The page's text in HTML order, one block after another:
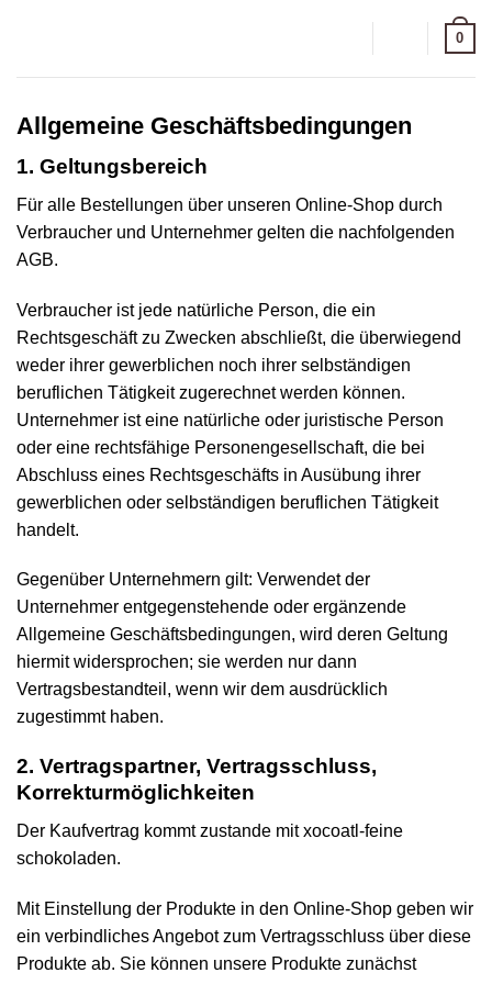
0
Allgemeine Geschäftsbedingungen
1. Geltungsbereich
Für alle Bestellungen über unseren Online-Shop durch
Verbraucher und Unternehmer gelten die nachfolgenden
AGB.
Verbraucher ist jede natürliche Person, die ein
Rechtsgeschäft zu Zwecken abschließt, die überwiegend
weder ihrer gewerblichen noch ihrer selbständigen
beruflichen Tätigkeit zugerechnet werden können.
Unternehmer ist eine natürliche oder juristische Person
oder eine rechtsfähige Personengesellschaft, die bei
Abschluss eines Rechtsgeschäfts in Ausübung ihrer
gewerblichen oder selbständigen beruflichen Tätigkeit
handelt.
Gegenüber Unternehmern gilt: Verwendet der
Unternehmer entgegenstehende oder ergänzende
Allgemeine Geschäftsbedingungen, wird deren Geltung
hiermit widersprochen; sie werden nur dann
Vertragsbestandteil, wenn wir dem ausdrücklich
zugestimmt haben.
2. Vertragspartner, Vertragsschluss,
Korrekturmöglichkeiten
Der Kaufvertrag kommt zustande mit xocoatl-feine
schokoladen.
Mit Einstellung der Produkte in den Online-Shop geben wir
ein verbindliches Angebot zum Vertragsschluss über diese
Produkte ab. Sie können unsere Produkte zunächst